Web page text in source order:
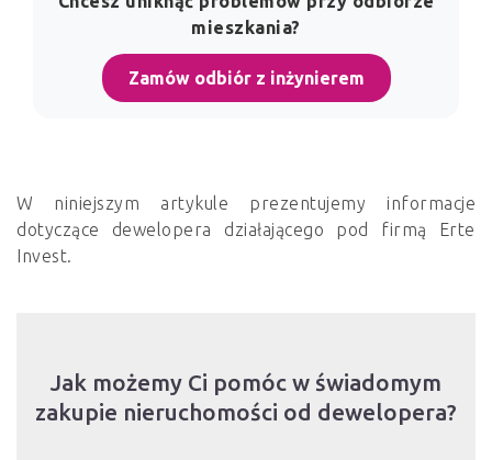
mieszkania?
Zamów odbiór z inżynierem
W niniejszym artykule prezentujemy informacje
dotyczące dewelopera działającego pod firmą Erte
Invest.
Jak możemy Ci pomóc w świadomym
zakupie nieruchomości od dewelopera?